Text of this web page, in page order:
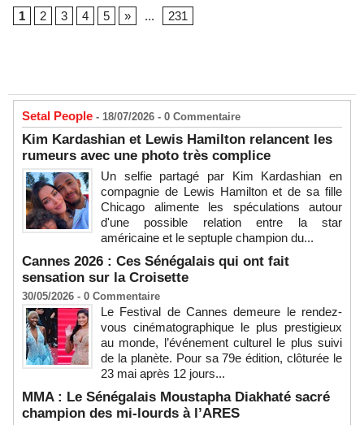
1
2 3 4 5 » ... 231
Setal People - 18/07/2026 - 0 Commentaire
Kim Kardashian et Lewis Hamilton relancent les
rumeurs avec une photo très complice
Un selfie partagé par Kim Kardashian en
compagnie de Lewis Hamilton et de sa fille
Chicago alimente les spéculations autour
d'une possible relation entre la star
américaine et le septuple champion du...
Cannes 2026 : Ces Sénégalais qui ont fait
sensation sur la Croisette
30/05/2026 - 0 Commentaire
Le Festival de Cannes demeure le rendez-
vous cinématographique le plus prestigieux
au monde, l’événement culturel le plus suivi
de la planète. Pour sa 79e édition, clôturée le
23 mai après 12 jours...
MMA : Le Sénégalais Moustapha Diakhaté sacré
champion des mi-lourds à l’ARES